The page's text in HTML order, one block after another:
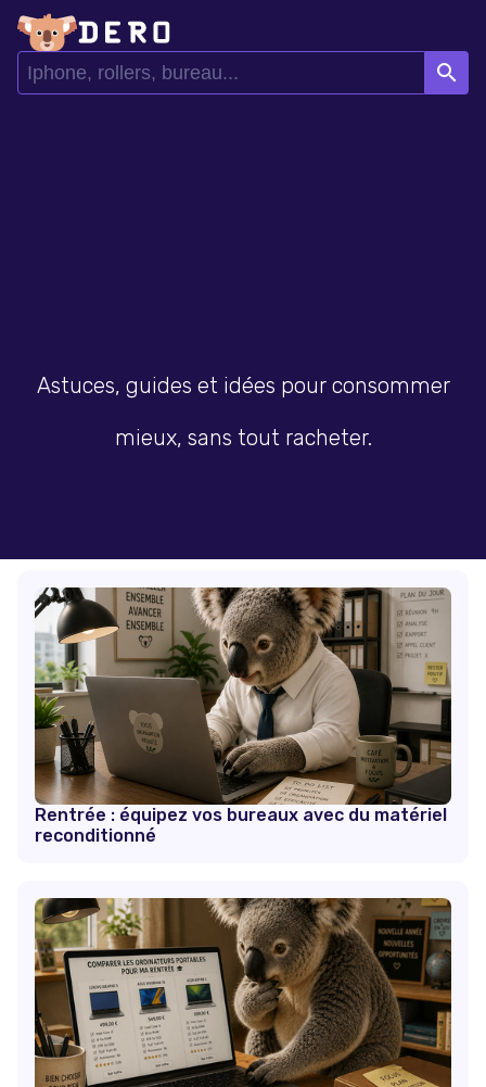
search
Astuces, guides et idées pour consommer
mieux, sans tout racheter.
Rentrée : équipez vos bureaux avec du matériel
reconditionné